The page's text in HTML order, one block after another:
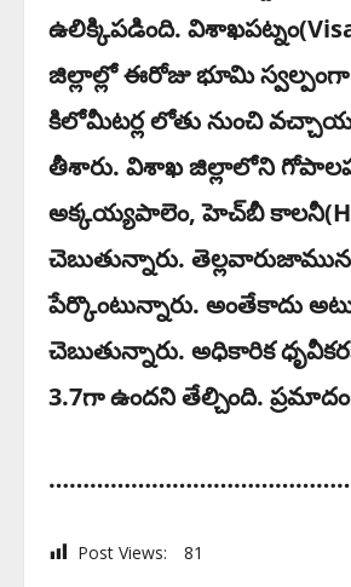
ఉలిక్కిప‌డింది.
జిల్లాల్లో ఈరోజు భూమి స్వ‌ల్పంగా
కిలోమీటర్ల లోతు నుంచి
తీశారు. విశాఖ జిల్లాలోని
అక్కయ్యపాలెం, హెచ్‌బీ కాలనీ(Hb
చెబుతున్నారు. తెల్లవారుజామున
పేర్కొంటున్నారు. అంతేకాదు
చెబుతున్నారు. అధికారిక
3.7గా ఉందని తేల్చింది.
Post Views: 81